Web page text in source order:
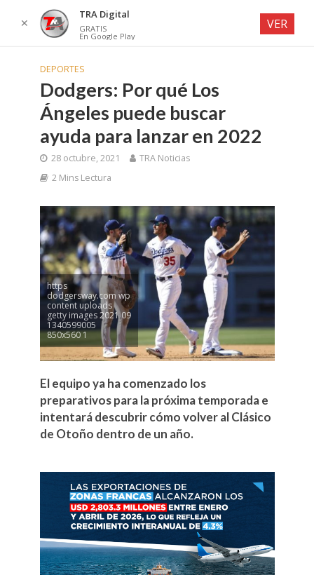
DEPORTES
Dodgers: Por qué Los
Ángeles puede buscar
ayuda para lanzar en 2022
28 octubre, 2021
TRA Noticias
2 Mins Lectura
https
dodgersway.com wp
content uploads
getty images 2021 09
1340599005
850x560 1
El equipo ya ha comenzado los
preparativos para la próxima temporada e
intentará descubrir cómo volver al Clásico
de Otoño dentro de un año.
✕
TRA Digital
GRATIS
En Google Play
VER